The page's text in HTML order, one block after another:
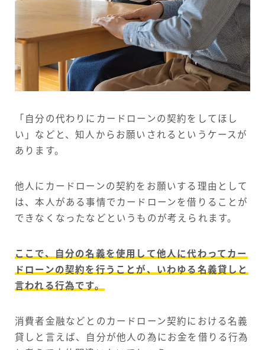
「自分の代わりにカードローンの契約をしてほし
い」などと、知人からお願いされるというケースが
あります。
他人にカードローンの契約をお願いする理由として
は、本人がある事情でカードローンを借りることが
できなくなったなどというものが考えられます。
ここで、自分の名義を使用して他人に代わってカー
ドローンの契約を行うことが、いわゆる名義貸しと
言われる行為です。
消費者金融などとのカードローン契約における名義
貸しと言えば、自分が他人の為にお金を借りる行為